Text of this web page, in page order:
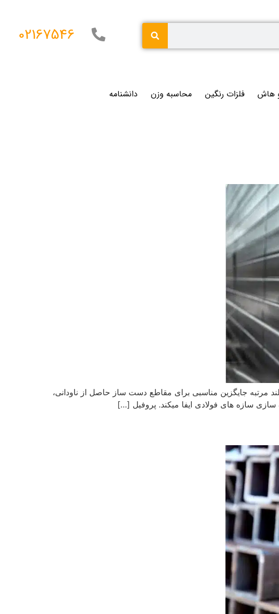
02167546
هاش فلزات رنگین محاسبه وزن دانشنامه
مرتبه جایگزین مناسبی برای مقاطع دست ساز حاصل از ناودانی،
سازه های فولادی ایفا میکند. پروفیل […]